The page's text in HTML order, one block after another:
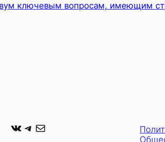
ключевым вопросам, имеющим
ВКонтакте Telegram Почта